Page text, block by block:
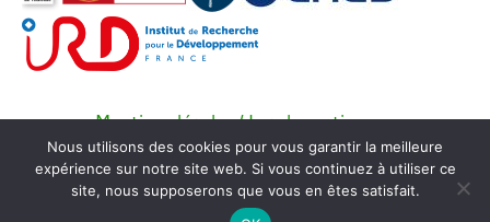
Mentions légales / Legal mentions
© Copyright CESBIO - SEDOO (Service de Données
OMP)
Nous utilisons des cookies pour vous garantir la meilleure
expérience sur notre site web. Si vous continuez à utiliser ce
site, nous supposerons que vous en êtes satisfait.